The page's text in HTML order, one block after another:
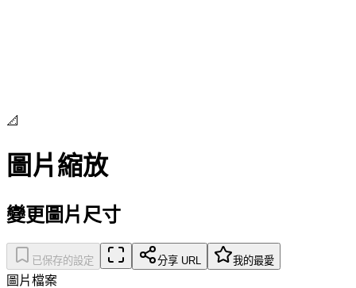
📐
圖片縮放
變更圖片尺寸
已保存的設定 分享 URL 我的最愛
圖片檔案